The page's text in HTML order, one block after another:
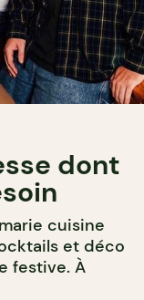
dont
cuisine
et déco
festive. À